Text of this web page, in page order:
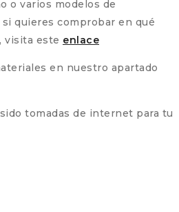
o varios modelos de
quieres comprobar en qué
visita este enlace
en nuestro apartado
tomadas de internet para tu